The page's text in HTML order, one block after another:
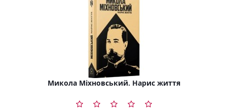
Микола Міхновський. Нарис життя